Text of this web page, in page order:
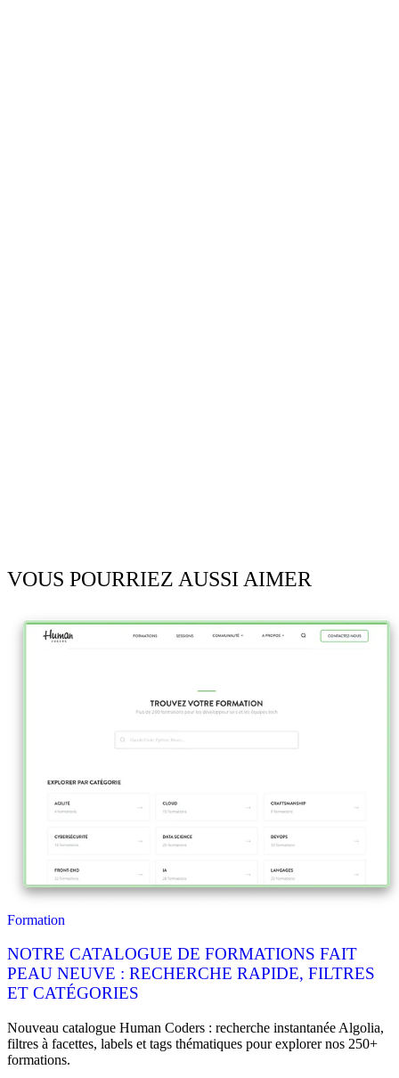
VOUS POURRIEZ AUSSI AIMER
Formation
NOTRE CATALOGUE DE FORMATIONS FAIT
PEAU NEUVE : RECHERCHE RAPIDE, FILTRES
ET CATÉGORIES
Nouveau catalogue Human Coders : recherche instantanée Algolia,
filtres à facettes, labels et tags thématiques pour explorer nos 250+
formations.